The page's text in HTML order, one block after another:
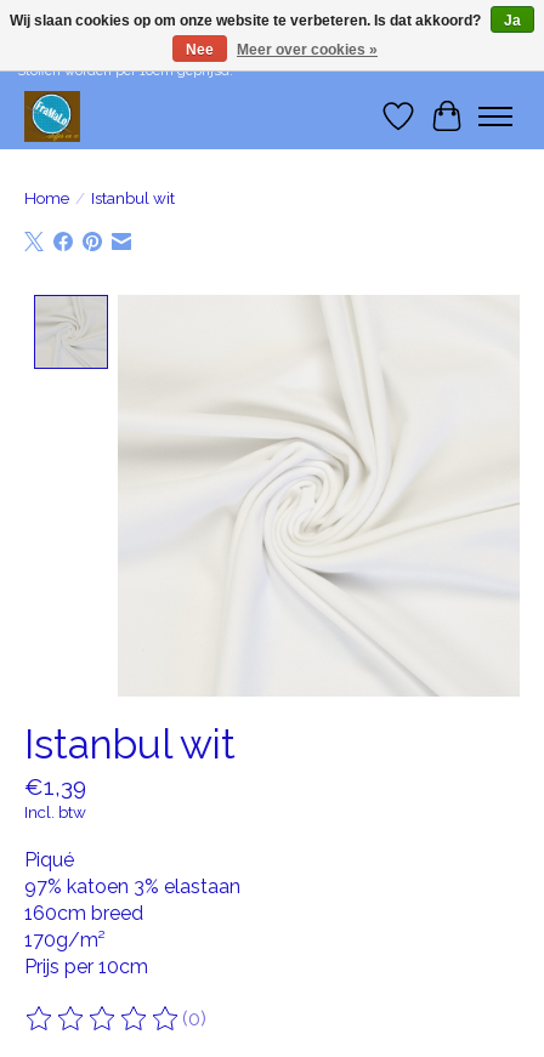
Wij leveren me-time! Levering in België: €1 - Levering in Nederland: €3 -
Stoffen worden per 10cm geprijsd!
Verlanglijst
Home / Istanbul wit
Product image slideshow Items
Istanbul wit
€1,39
Incl. btw
Piqué
97% katoen 3% elastaan
160cm breed
170g/m²
Prijs per 10cm
De beoordeling van dit product is
(0)
Wij slaan cookies op om onze website te verbeteren. Is dat akkoord?
Ja
Nee
Meer over cookies »